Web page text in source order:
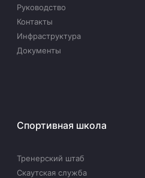
Руководство
Контакты
Инфраструктура
Документы
Спортивная школа
Тренерский штаб
Скаутская служба